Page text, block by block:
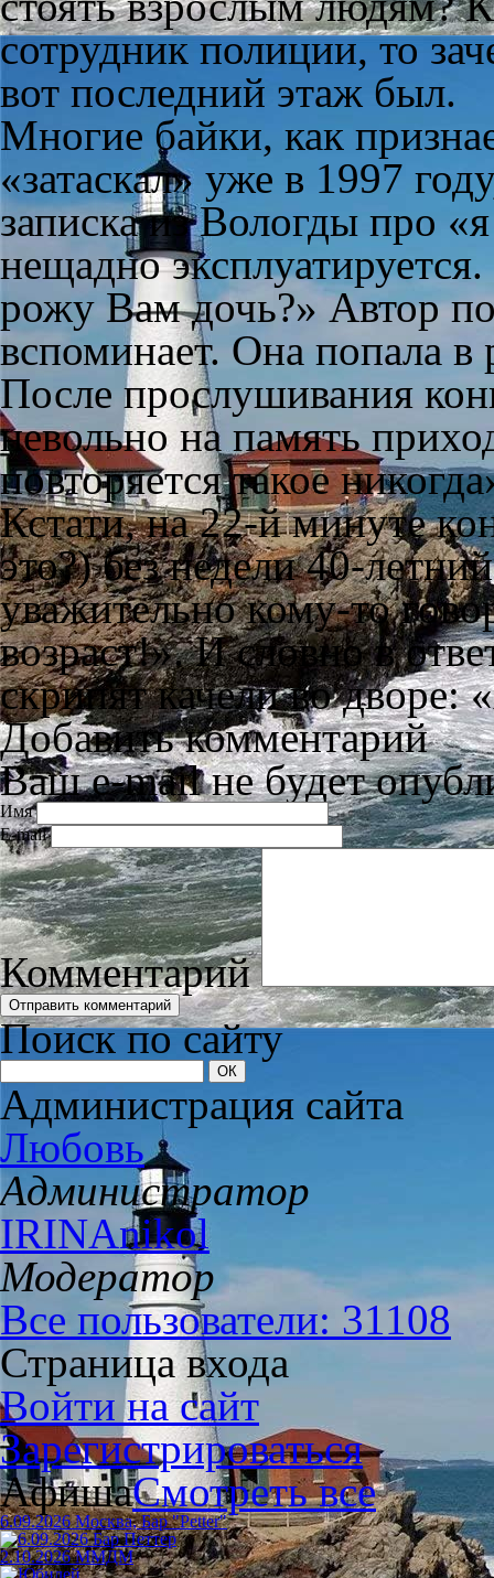
сотрудник полиции, то
вот последний этаж был.
Многие байки, как
«затаскал» уже в 1997
записка из Вологды про
нещадно
рожу Вам дочь?» Автор
вспоминает. Она попала в
После прослушивания
невольно на память
повторяется такое
Кстати, на 22-й минуте
это?) без недели 40-
уважительно кому-то
возраст!». И словно в
скрипят качели во дворе:
Добавить комментарий
Ваш e-mail не будет
Имя
E-mail
Комментарий
Поиск по сайту
Администрация сайта
Любовь
Администратор
IRINAnikol
Модератор
Все пользователи: 31108
Страница входа
Войти на сайт
Зарегистрироваться
АфишаСмотреть все
6.09.2026 Москва, Бар "Petter"
2.10.2026 ММДМ